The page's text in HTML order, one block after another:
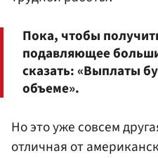
Пока, чтобы
подавляющее
сказать: «Выплаты
объеме».
Но это уже совсем
отличная от